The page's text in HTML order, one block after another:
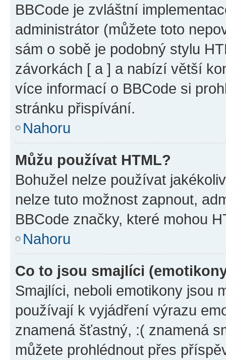
BBCode je zvláštní
administrátor (můžete toto
sám o sobě je podobný stylu
závorkách [ a ] a nabízí větší
více informací o BBCode si
stránku přispívání.
Nahoru
Můžu používat HTML?
Bohužel nelze používat
nelze tuto možnost zapnout,
BBCode značky, které mohou
Nahoru
Co to jsou smajlíci
Smajlíci, neboli emotikony jsou
používají k vyjádření výrazu
znamená šťastný, :( znamená
můžete prohlédnout přes